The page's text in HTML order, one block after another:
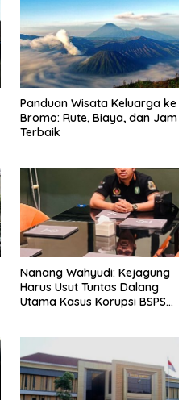
Panduan Wisata Keluarga ke
Bromo: Rute, Biaya, dan Jam
Terbaik
Nanang Wahyudi: Kejagung
Harus Usut Tuntas Dalang
Utama Kasus Korupsi BSPS